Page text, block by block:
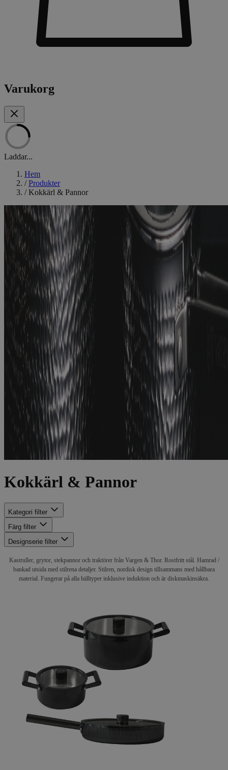
Varukorg
Laddar...
Hem
/ Produkter
/ Kokkärl & Pannor
Kokkärl & Pannor
Kategori filter
Färg filter
Designserie filter
Kastruller, grytor, stekpannor och traktörer från Vargen & Thor. Rostfritt stål. Hamrad /
bankad utsida med stilrena detaljer. Stilren, nordisk design tillsammans med hållbara
material. Fungerar på alla hälltyper inklusive induktion och är diskmaskinsäkra.